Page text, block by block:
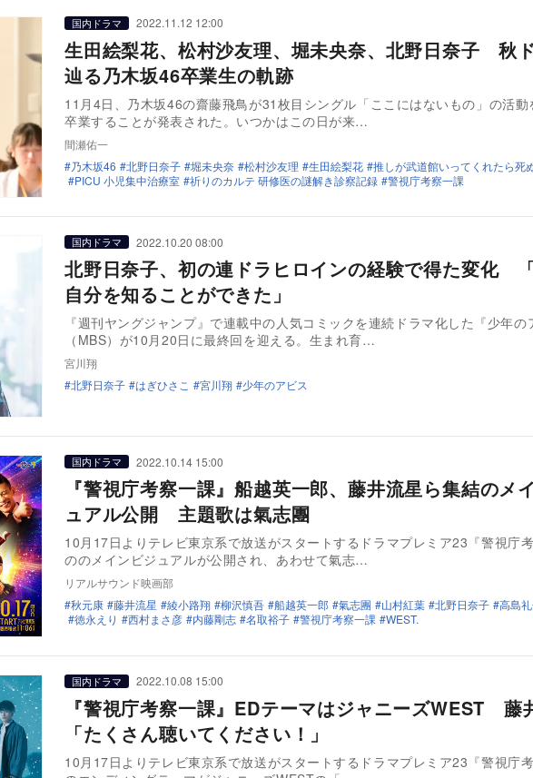
国内ドラマ 2022.11.12 12:00
生田絵梨花、松村沙友理、堀未央奈、北野日奈子 秋
辿る乃木坂46卒業生の軌跡
11月4日、乃木坂46の齋藤飛鳥が31枚目シングル「ここにはないもの」の活動
卒業することが発表された。いつかはこの日が来…
間瀬佑一
乃木坂46
北野日奈子 堀未央奈 松村沙友理 生田絵梨花 推しが武道館いってくれたら死
PICU 小児集中治療室
祈りのカルテ 研修医の謎解き診察記録 警視庁考察一課
国内ドラマ 2022.10.20 08:00
北野日奈子、初の連ドラヒロインの経験で得た変化
自分を知ることができた」
『週刊ヤングジャンプ』で連載中の人気コミックを連続ドラマ化した『少年の
（MBS）が10月20日に最終回を迎える。生まれ育…
宮川翔
北野日奈子
はぎひさこ 宮川翔 少年のアビス
国内ドラマ 2022.10.14 15:00
『警視庁考察一課』船越英一郎、藤井流星ら集結のメ
ュアル公開 主題歌は氣志團
10月17日よりテレビ東京系で放送がスタートするドラマプレミア23『警視庁考
ののメインビジュアルが公開され、あわせて氣志…
リアルサウンド映画部
秋元康
藤井流星 綾小路翔 柳沢慎吾 船越英一郎 氣志團 山村紅葉 北野日奈子
高島
徳永えり
西村まさ彦 内藤剛志 名取裕子 警視庁考察一課 WEST.
国内ドラマ 2022.10.08 15:00
『警視庁考察一課』EDテーマはジャニーズWEST 藤
「たくさん聴いてください！」
10月17日よりテレビ東京系で放送がスタートするドラマプレミア23『警視庁考